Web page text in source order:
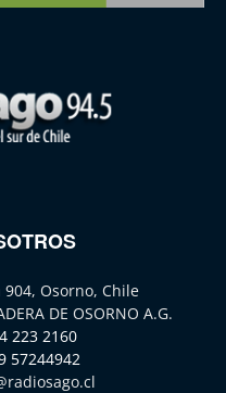
Osorno, Chile
DE OSORNO A.G.
223 2160
57244942